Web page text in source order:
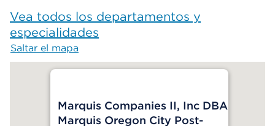
Vea todos los departamentos y
especialidades
Saltar el mapa
Marquis Companies II, Inc DBA
Marquis Oregon City Post-